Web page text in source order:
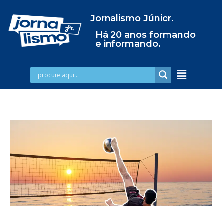
Jornalismo Júnior.
Há 20 anos formando
e informando.